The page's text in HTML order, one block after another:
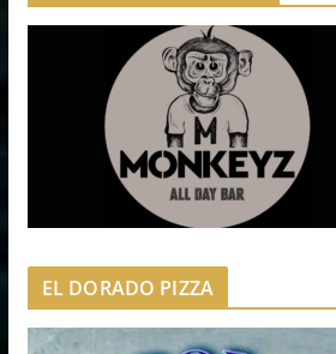
EL DORADO PIZZA